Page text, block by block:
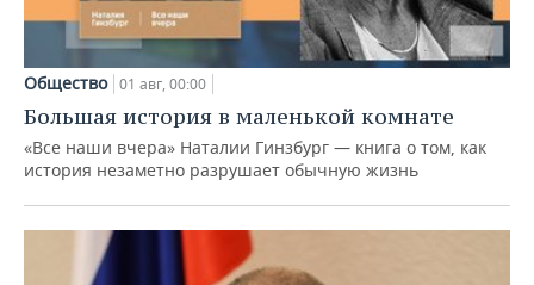
Общество 01 авг, 00:00
Большая история в маленькой комнате
«Все наши вчера» Наталии Гинзбург — книга о том, как
история незаметно разрушает обычную жизнь